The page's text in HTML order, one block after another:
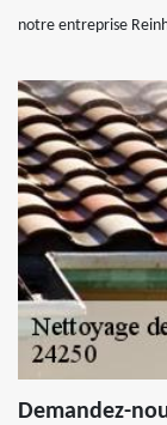
notre entreprise
Demandez-